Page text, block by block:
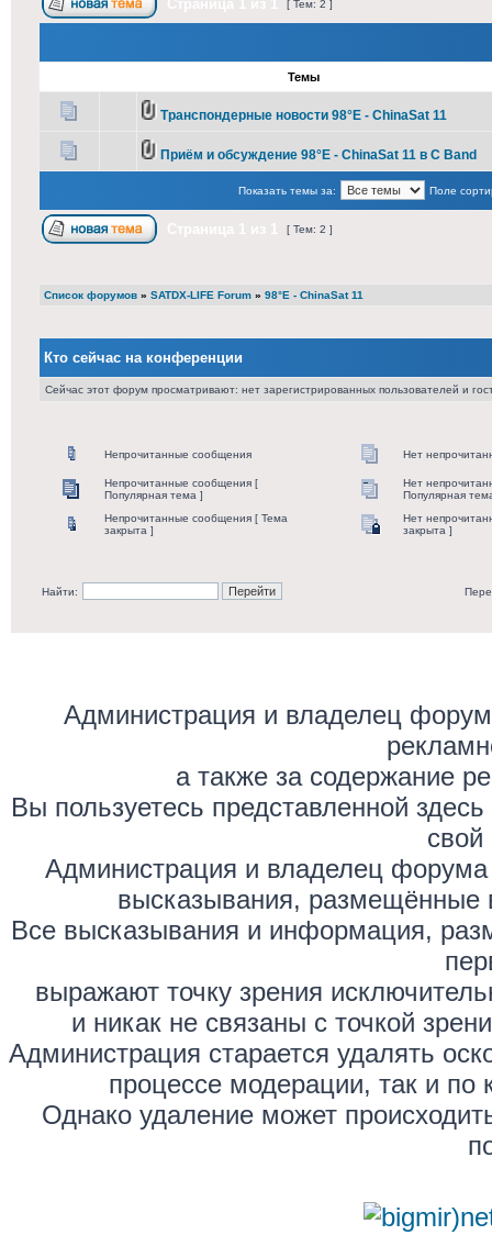
[ Тем: 2 ]
Темы
Транспондерные новости 98°E - ChinaSat 11
Приём и обсуждение 98°E - ChinaSat 11 в С Band
Показать темы за: Поле
[ Тем: 2 ]
Список форумов » SATDX-LIFE Forum » 98°E - ChinaSat 11
Кто сейчас на конференции
Сейчас этот форум просматривают: нет зарегистрированных пользователей и
Непрочитанные сообщения Нет
Непрочитанные сообщения [
Популярная тема ]
Нет
Популярная
Непрочитанные сообщения [ Тема
закрыта ]
Нет
закрыта ]
Найти:
Администрация и владелец
а также за содержание
Вы пользуетесь представленной
свой
Администрация и владелец форума
высказывания, размещённые
Все высказывания и информация,
выражают точку зрения
и никак не связаны с точкой
Администрация старается удалять
процессе модерации, так и по
Однако удаление может